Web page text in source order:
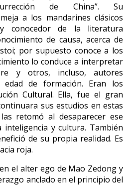
de China”. Su
a los mandarines clásicos
conocedor de la literatura
de causa, acerca de
por supuesto conoce a los
lo conduce a interpretar
y otros, incluso, autores
de formación. Eran los
Cultural. Ella, fue el gran
sus estudios en estas
retomó al desaparecer ese
y cultura. También
de su propia realidad. Es
roja.
el alter ego de Mao Zedong y
anclado en el principio del